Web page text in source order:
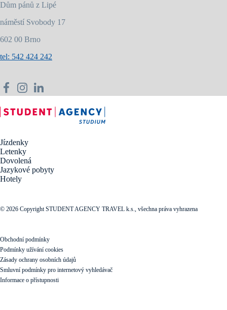
Dům pánů z Lipé
náměstí Svobody 17
602 00 Brno
tel: 542 424 242
Jízdenky
Letenky
Dovolená
Jazykové pobyty
Hotely
© 2026 Copyright STUDENT AGENCY TRAVEL k.s., všechna práva vyhrazena
Obchodní podmínky
Podmínky užívání cookies
Zásady ochrany osobních údajů
Smluvní podmínky pro internetový vyhledávač
Informace o přístupnosti